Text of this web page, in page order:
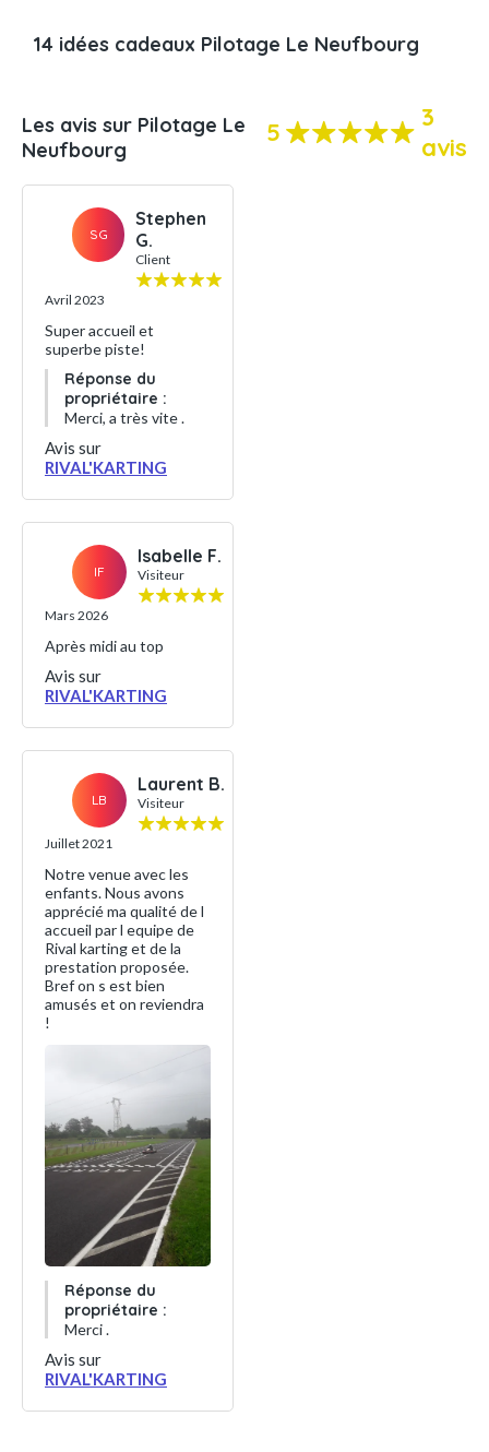
14 idées cadeaux Pilotage Le Neufbourg
Les avis sur Pilotage Le
Neufbourg
5
3
avis
SG
Stephen
G.
Client
Avril 2023
Super accueil et
superbe piste!
Réponse du
propriétaire :
Merci, a très vite .
Avis sur
RIVAL'KARTING
IF
Isabelle F.
Visiteur
Mars 2026
Après midi au top
Avis sur
RIVAL'KARTING
LB
Laurent B.
Visiteur
Juillet 2021
Notre venue avec les
enfants. Nous avons
apprécié ma qualité de l
accueil par l equipe de
Rival karting et de la
prestation proposée.
Bref on s est bien
amusés et on reviendra
!
Réponse du
propriétaire :
Merci .
Avis sur
RIVAL'KARTING